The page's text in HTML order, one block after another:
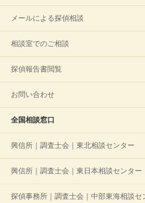
メールによる探偵相談
相談室でのご相談
探偵報告書閲覧
お問い合わせ
全国相談窓口
興信所｜調査士会｜東北相談センター
興信所｜調査士会｜東日本相談センター
探偵事務所｜調査士会｜中部東海相談セ